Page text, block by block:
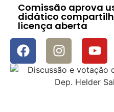
Comissão aprova
didático
licença aberta